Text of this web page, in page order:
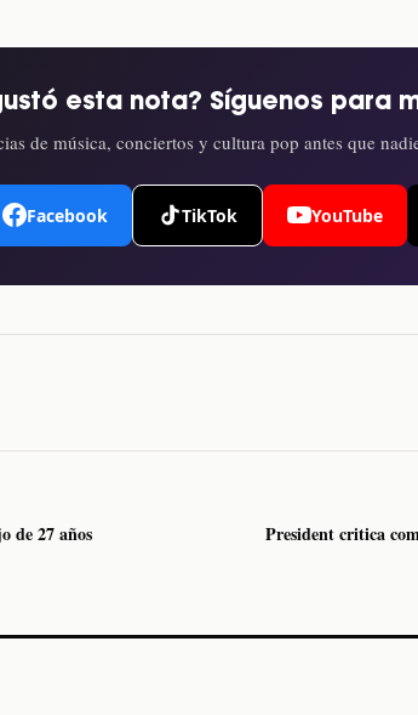
esta nota? Síguenos para
de música, conciertos y cultura pop antes que
Facebook TikTok YouTube
de 27 años
President critica